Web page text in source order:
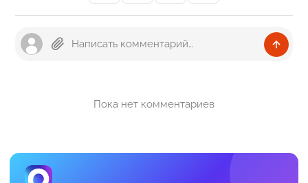
Пока нет комментариев